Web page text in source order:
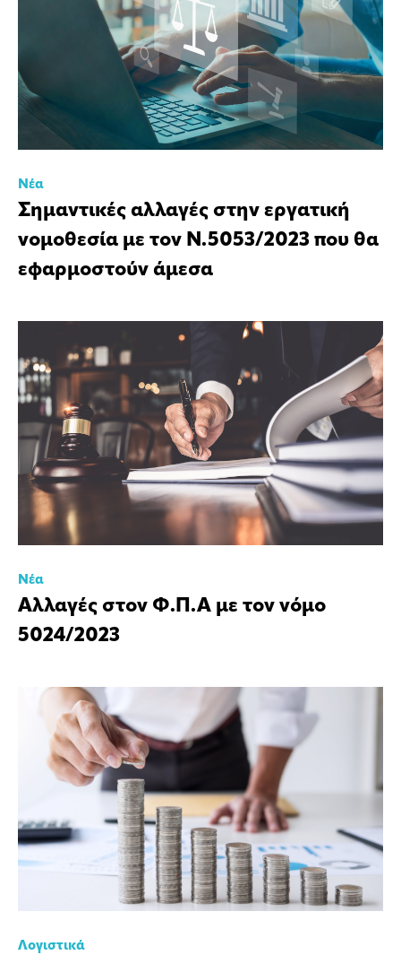
Νέα
Σημαντικές αλλαγές στην εργατική
νομοθεσία με τον Ν.5053/2023 που θα
εφαρμοστούν άμεσα
Νέα
Αλλαγές στον Φ.Π.Α με τον νόμο
5024/2023
Λογιστικά